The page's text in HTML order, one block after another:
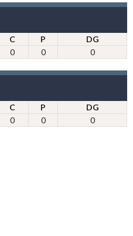
C P
DG
0 0 0
C P
DG
0 0 0